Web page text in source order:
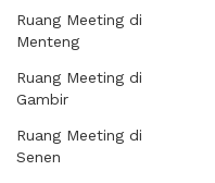
Ruang Meeting di
Menteng
Ruang Meeting di
Gambir
Ruang Meeting di
Senen